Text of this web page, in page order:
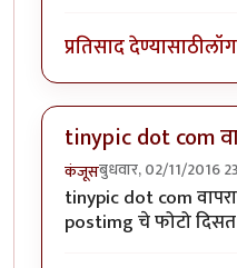
प्रतिसाद देण्यासाठी
tinypic dot com
कंजूसबुधवार, 02/11/2016
tinypic dot com
postimg चे फोटो दिसत